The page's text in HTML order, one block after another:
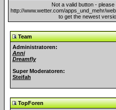
Not a valid button - please
http://www.wetter.com/apps_und_mehr/
to get the newest
Team
Administratoren:
Anni
Dreamfly
Super Moderatoren:
Steifah
TopForen